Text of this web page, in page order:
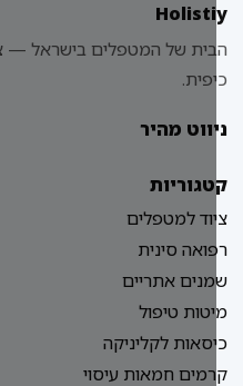
של המטפלים בישראל — ציוד
מהיר
למטפלים
סינית
אתריים
טיפול
לקליניקה
חמאות עיסוי